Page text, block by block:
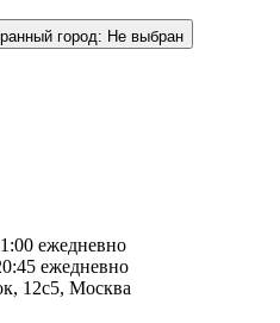
город: Не выбран
ежедневно
ежедневно
12с5, Москва